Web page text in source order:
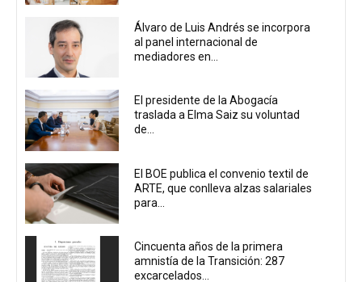
Álvaro de Luis Andrés se incorpora
al panel internacional de
mediadores en...
El presidente de la Abogacía
traslada a Elma Saiz su voluntad
de...
El BOE publica el convenio textil de
ARTE, que conlleva alzas salariales
para...
Cincuenta años de la primera
amnistía de la Transición: 287
excarcelados...